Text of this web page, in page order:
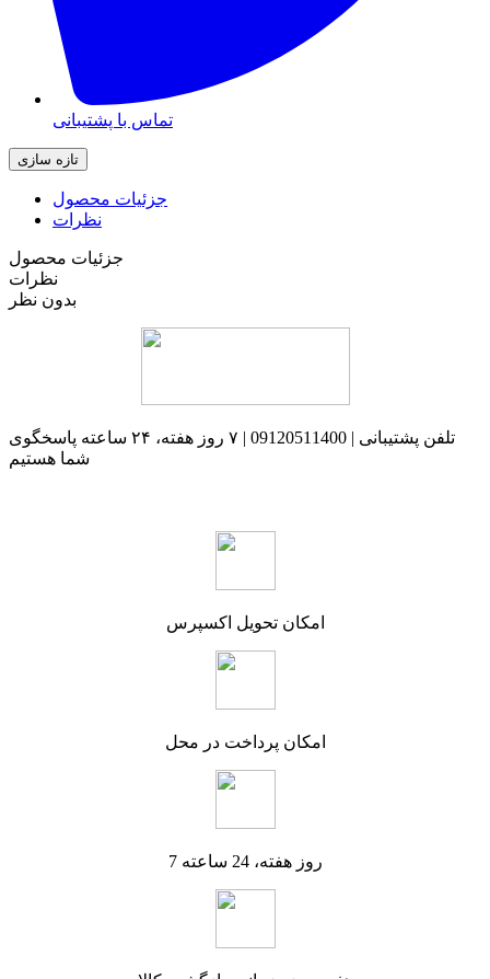
تماس با پشتیبانی
جزئیات محصول
نظرات
جزئیات محصول
نظرات
بدون نظر
تلفن پشتیبانی | 09120511400 | ۷ روز هفته، ۲۴ ساعته پاسخگوی
شما هستیم
امکان تحویل اکسپرس
امکان پرداخت در محل
7 روز هفته، 24 ساعته